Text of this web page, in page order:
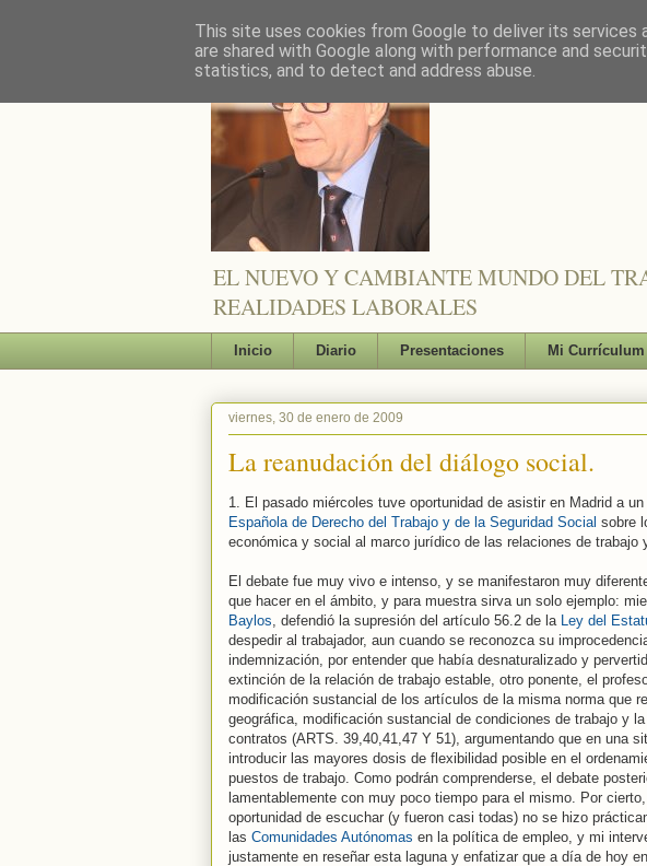
EL NUEVO Y CAMBIANTE MUNDO DEL
REALIDADES LABORALES
Inicio Diario Presentaciones Mi Currículum
viernes, 30 de enero de 2009
La reanudación del diálogo social.
1. El pasado miércoles tuve oportunidad de asistir en Madrid a
Española de Derecho del Trabajo y de la Seguridad Social sobre
económica y social al marco jurídico de las relaciones de trabajo
El debate fue muy vivo e intenso, y se manifestaron muy
que hacer en el ámbito, y para muestra sirva un solo ejemplo:
Baylos , defendió la supresión del artículo 56.2 de la Ley del
despedir al trabajador, aun cuando se reconozca su
indemnización, por entender que había desnaturalizado y
extinción de la relación de trabajo estable, otro ponente, el
modificación sustancial de los artículos de la misma norma que
geográfica, modificación sustancial de condiciones de trabajo y
contratos (ARTS. 39,40,41,47 Y 51), argumentando que en una
introducir las mayores dosis de flexibilidad posible en el
puestos de trabajo. Como podrán comprenderse, el debate
lamentablemente con muy poco tiempo para el mismo. Por
oportunidad de escuchar (y fueron casi todas) no se hizo
las Comunidades Autónomas en la política de empleo, y mi
justamente en reseñar esta laguna y enfatizar que a día de hoy
This site uses cookies from Google to deliver its services
are shared with Google along with performance and
statistics, and to detect and address abuse.